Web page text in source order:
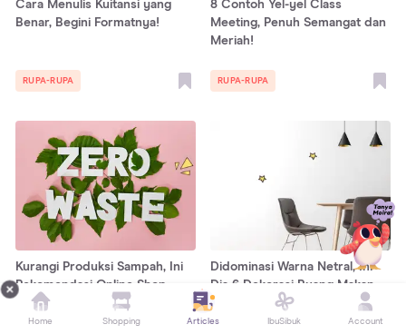
Cara Menulis Kuitansi yang
Benar, Begini Formatnya!
RUPA-RUPA
8 Contoh Yel-yel Class
Meeting, Penuh Semangat dan
Meriah!
RUPA-RUPA
Kurangi Produksi Sampah, Ini
Rekomendasi Online Shop
yang Jual Alat Makan Ramah
Lingkungan
Didominasi Warna Netral, Ini
Dia 6 Dekorasi Ruang Makan
Minimalis
Home Shopping Articles IbuSibuk Account